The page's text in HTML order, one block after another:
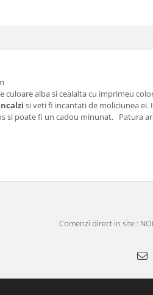
culoare alba si cealalta cu imprimeu
si veti fi incantati de moliciunea ei.
si poate fi un cadou minunat. Patura
Comenzi direct in site :